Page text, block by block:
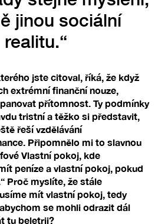
jinou sociální
realitu.“
jste citoval, říká, že když
extrémní finanční nouze,
přítomnost. Ty podmínky
tristní a těžko si představit,
řeší vzdělávání
Připomnělo mi to slavnou
Vlastní pokoj, kde
peníze a vlastní pokoj, pokud
Proč myslíte, že stále
mít vlastní pokoj, tedy
se mohli odrazit dál
tu beletrii?